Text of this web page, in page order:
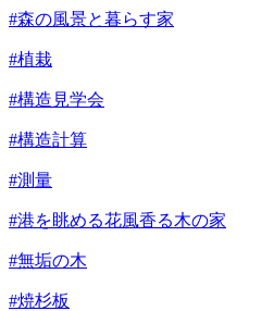
#森の風景と暮らす家
#植栽
#構造見学会
#構造計算
#測量
#港を眺める花風香る木の家
#無垢の木
#焼杉板